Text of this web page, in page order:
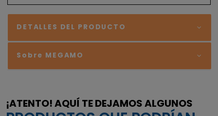
DETALLES DEL PRODUCTO
Sobre MEGAMO
¡ATENTO! AQUÍ TE DEJAMOS ALGUNOS